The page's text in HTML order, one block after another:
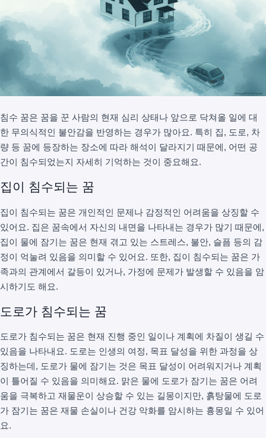
침수 꿈은 꿈을 꾼 사람의 현재 심리 상태나 앞으로 닥쳐올 일에 대
한 무의식적인 불안감을 반영하는 경우가 많아요. 특히 집, 도로, 차
량 등 꿈에 등장하는 장소에 따라 해석이 달라지기 때문에, 어떤 공
간이 침수되었는지 자세히 기억하는 것이 중요해요.
집이 침수되는 꿈
집이 침수되는 꿈은 개인적인 문제나 감정적인 어려움을 상징할 수
있어요. 집은 꿈속에서 자신의 내면을 나타내는 경우가 많기 때문에,
집이 물에 잠기는 꿈은 현재 겪고 있는 스트레스, 불안, 슬픔 등의 감
정이 억눌려 있음을 의미할 수 있어요. 또한, 집이 침수되는 꿈은 가
족과의 관계에서 갈등이 있거나, 가정에 문제가 발생할 수 있음을 암
시하기도 해요.
도로가 침수되는 꿈
도로가 침수되는 꿈은 현재 진행 중인 일이나 계획에 차질이 생길 수
있음을 나타내요. 도로는 인생의 여정, 목표 달성을 위한 과정을 상
징하는데, 도로가 물에 잠기는 것은 목표 달성이 어려워지거나 계획
이 틀어질 수 있음을 의미해요. 맑은 물에 도로가 잠기는 꿈은 어려
움을 극복하고 재물운이 상승할 수 있는 길몽이지만, 흙탕물에 도로
가 잠기는 꿈은 재물 손실이나 건강 악화를 암시하는 흉몽일 수 있어
요.